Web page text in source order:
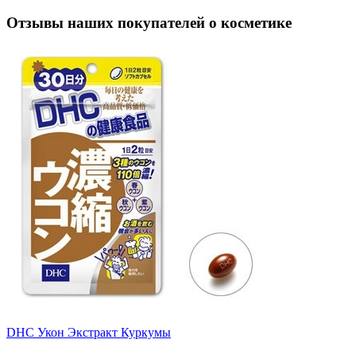
Отзывы наших покупателей о косметике
DHC Укон Экстракт Куркумы